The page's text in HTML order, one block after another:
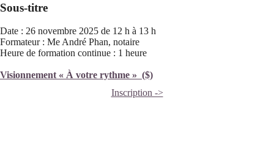
Sous-titre
Date : 26 novembre 2025 de 12 h à 13 h
Formateur : Me André Phan, notaire
Heure de formation continue : 1 heure
Visionnement « À votre rythme » ($)
Inscription ->